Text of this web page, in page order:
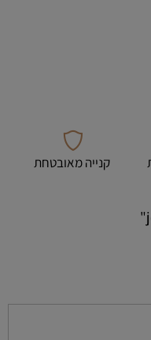
קנייה מאובטחת